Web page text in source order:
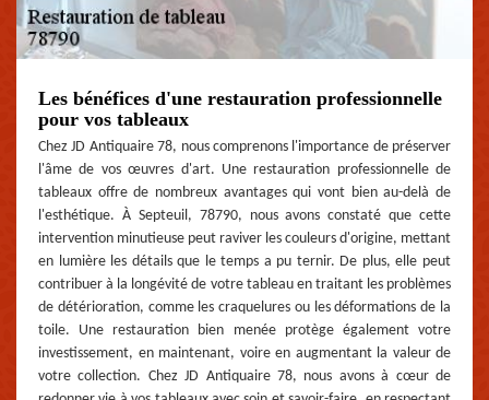
Les bénéfices d'une restauration professionnelle
pour vos tableaux
Chez JD Antiquaire 78, nous comprenons l'importance de préserver
l'âme de vos œuvres d'art. Une restauration professionnelle de
tableaux offre de nombreux avantages qui vont bien au-delà de
l'esthétique. À Septeuil, 78790, nous avons constaté que cette
intervention minutieuse peut raviver les couleurs d'origine, mettant
en lumière les détails que le temps a pu ternir. De plus, elle peut
contribuer à la longévité de votre tableau en traitant les problèmes
de détérioration, comme les craquelures ou les déformations de la
toile. Une restauration bien menée protège également votre
investissement, en maintenant, voire en augmentant la valeur de
votre collection. Chez JD Antiquaire 78, nous avons à cœur de